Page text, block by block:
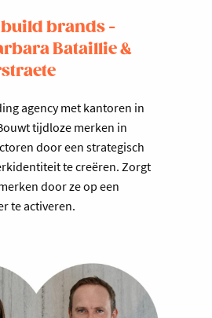
build brands -
Bataillie &
agency met kantoren in
tijdloze merken in
door een strategisch
te creëren. Zorgt
door ze op een
te activeren.